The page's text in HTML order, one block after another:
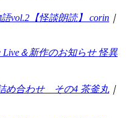
vol.2【怪談朗読】 corin ｜
Live＆新作のお知らせ 怪異
め合わせ その4 茶釜丸 ｜